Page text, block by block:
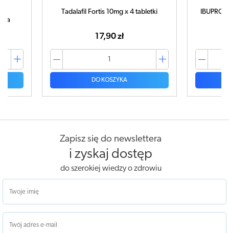
Tadalafil Fortis 10mg x 4 tabletki
17,90 zł
DO KOSZYKA
IBUPROM
Zapisz się do newslettera
i zyskaj dostęp
do szerokiej wiedzy o zdrowiu